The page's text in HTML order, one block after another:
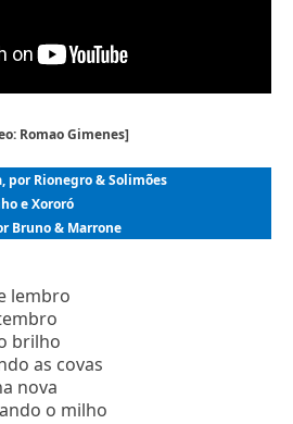
Romao Gimenes]
por Rionegro & Solimões
e Xororó
Bruno & Marrone
lembro
brilho
as covas
nova
o milho